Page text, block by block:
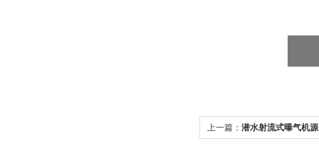
上一篇： 潜水射流式曝气机